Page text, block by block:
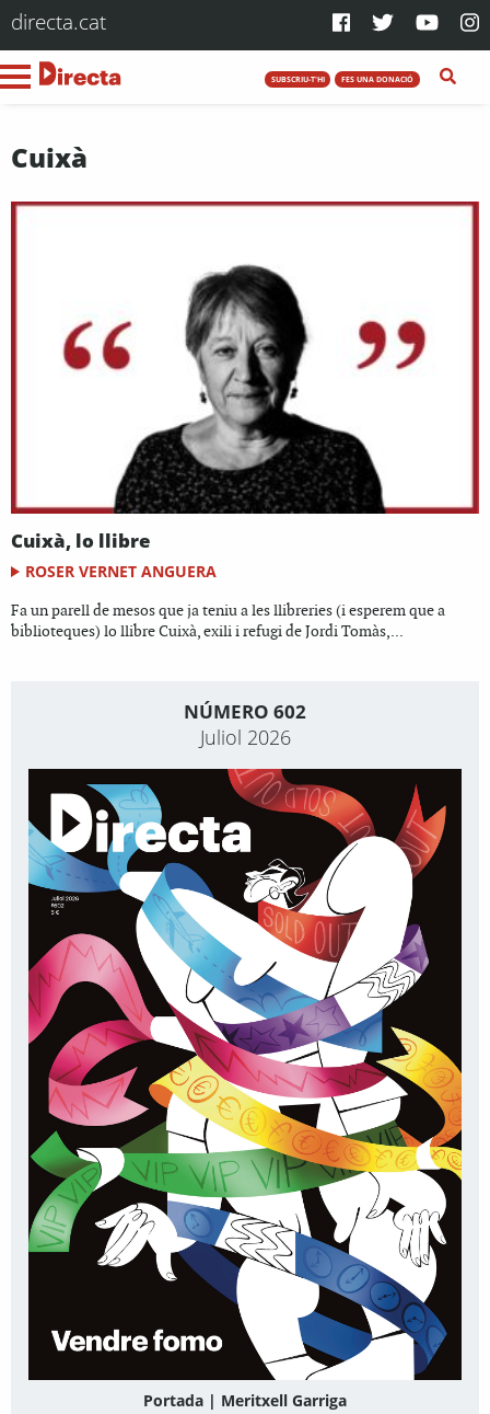
directa.cat
SUBSCRIU-T'HI FES UNA DONACIÓ
Cuixà
Cuixà, lo llibre
ROSER VERNET ANGUERA
Fa un parell de mesos que ja teniu a les llibreries (i esperem que a
biblioteques) lo llibre Cuixà, exili i refugi de Jordi Tomàs,...
NÚMERO 602
Juliol 2026
Portada | Meritxell Garriga